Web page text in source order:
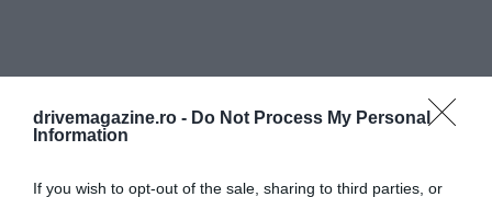
drivemagazine.ro - Do Not Process My Personal
Information
If you wish to opt-out of the sale, sharing to third parties, or